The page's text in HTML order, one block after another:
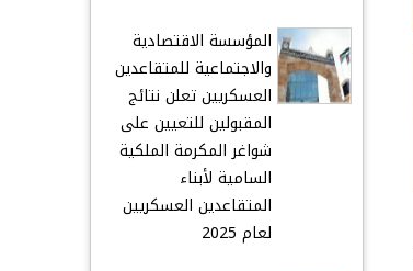
المؤسسة الاقتصادية
والاجتماعية للمتقاعدين
العسكريين تعلن نتائج
المقبولين للتعيين على
شواغر المكرمة الملكية
السامية لأبناء
المتقاعدين العسكريين
لعام 2025